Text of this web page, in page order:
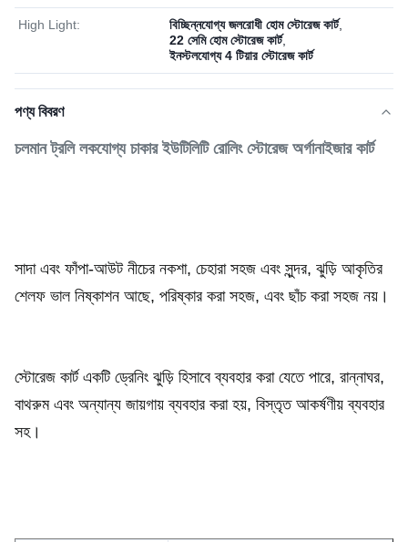
High Light: বিচ্ছিন্নযোগ্য জলরোধী হোম স্টোরেজ কার্ট,
22 সেমি হোম স্টোরেজ কার্ট,
ইনস্টলযোগ্য 4 টিয়ার স্টোরেজ কার্ট
পণ্য বিবরণ
চলমান ট্রলি লকযোগ্য চাকার ইউটিলিটি রোলিং স্টোরেজ অর্গানাইজার কার্ট
সাদা এবং ফাঁপা-আউট নীচের নকশা, চেহারা সহজ এবং সুন্দর, ঝুড়ি আকৃতির
শেলফ ভাল নিষ্কাশন আছে, পরিষ্কার করা সহজ, এবং ছাঁচ করা সহজ নয়।
স্টোরেজ কার্ট একটি ড্রেনিং ঝুড়ি হিসাবে ব্যবহার করা যেতে পারে, রান্নাঘর,
বাথরুম এবং অন্যান্য জায়গায় ব্যবহার করা হয়, বিস্তৃত আকর্ষণীয় ব্যবহার
সহ।